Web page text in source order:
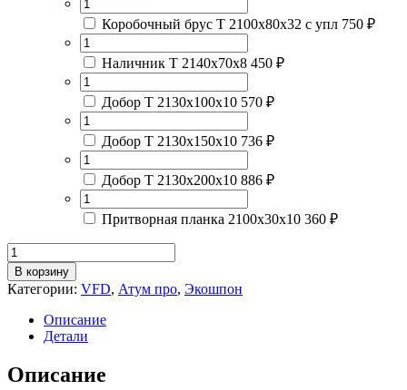
Коробочный брус Т 2100х80х32 с упл 750 ₽
Наличник Т 2140х70х8 450 ₽
Добор Т 2130х100х10 570 ₽
Добор Т 2130х150х10 736 ₽
Добор Т 2130х200х10 886 ₽
Притворная планка 2100х30х10 360 ₽
Количество
товара
Атум
Про
Дуб
коричневый
Лакобель
В корзину
Категории: VFD, Атум про, Экошпон
Описание
Детали
Описание